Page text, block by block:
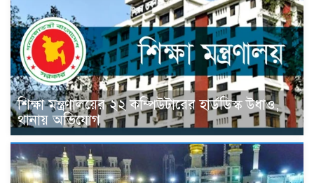
শিক্ষা মন্ত্রণালয়ের ২২ কম্পিউটারের হার্ডডিস্ক উধাও,
থানায় অভিযোগ